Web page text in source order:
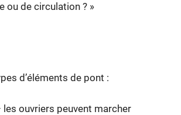
ou de circulation ? »
d’éléments de pont :
les ouvriers peuvent marcher